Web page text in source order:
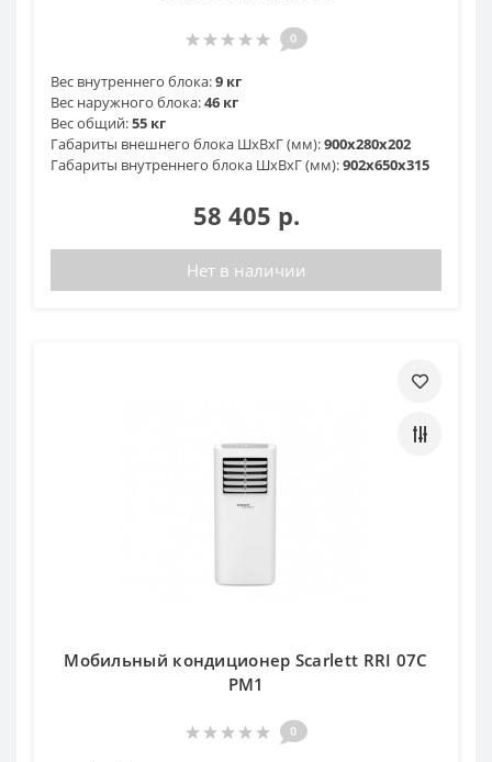
0
Вес внутреннего блока:9 кг
Вес наружного блока:46 кг
Вес общий:55 кг
Габариты внешнего блока ШхВхГ (мм):900x280x202
Габариты внутреннего блока ШхВхГ (мм):902x650x315
58 405 р.
Нет в наличии
Мобильный кондиционер Scarlett RRI 07C
PM1
0